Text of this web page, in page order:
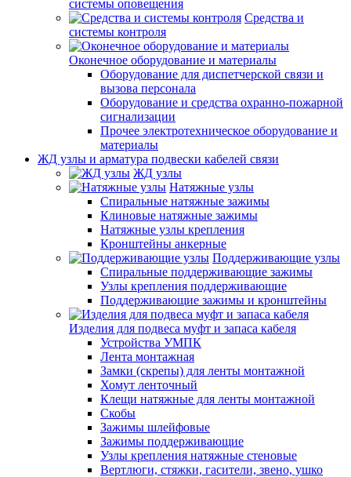
системы оповещения
Средства и
системы контроля
Оконечное оборудование и материалы
Оборудование для диспетчерской связи и
вызова персонала
Оборудование и средства охранно-пожарной
сигнализации
Прочее электротехническое оборудование и
материалы
ЖД узлы и арматура подвески кабелей связи
ЖД узлы
Натяжные узлы
Спиральные натяжные зажимы
Клиновые натяжные зажимы
Натяжные узлы крепления
Кронштейны анкерные
Поддерживающие узлы
Спиральные поддерживающие зажимы
Узлы крепления поддерживающие
Поддерживающие зажимы и кронштейны
Изделия для подвеса муфт и запаса кабеля
Устройства УМПК
Лента монтажная
Замки (скрепы) для ленты монтажной
Хомут ленточный
Клещи натяжные для ленты монтажной
Скобы
Зажимы шлейфовые
Зажимы поддерживающие
Узлы крепления натяжные стеновые
Вертлюги, стяжки, гасители, звено, ушко